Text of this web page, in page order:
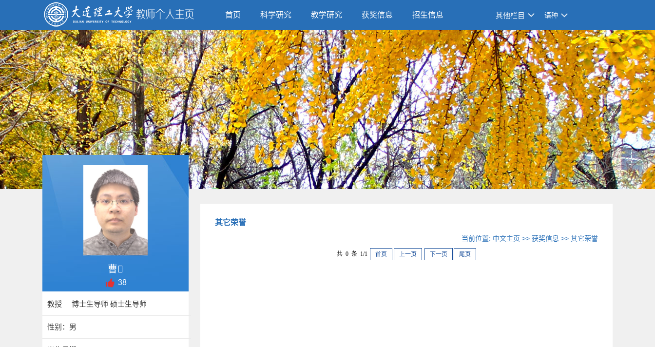
首页 科学研究 教学研究 获奖信息 招生信息 其他栏目 语种
曹
38
教授 博士生导师 硕士生导师
性别：男
其它荣誉
当前位置: 中文主页 >>获奖信息 >>其它荣誉
共 0 条 1/1 首页 上一页 下一页 尾页